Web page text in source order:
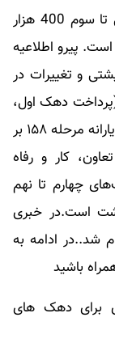
برای دهک های اول تا سوم 400 هزار
300 هزار تومان است. پیرو اطلاعیه
و تغییرات در
۲۰ هر ماه به ۲۵ (پرداخت دهک اول،
دوم و سوم) و ۳۰ ماه (دهک چهارم تا نهم)، یارانه مرحله ۱۵۸ بر
کار و رفاه
چهارم تا نهم
۲۴ قابل برداشت است.در خبری
شد..در ادامه به
باشید
برای دهک های